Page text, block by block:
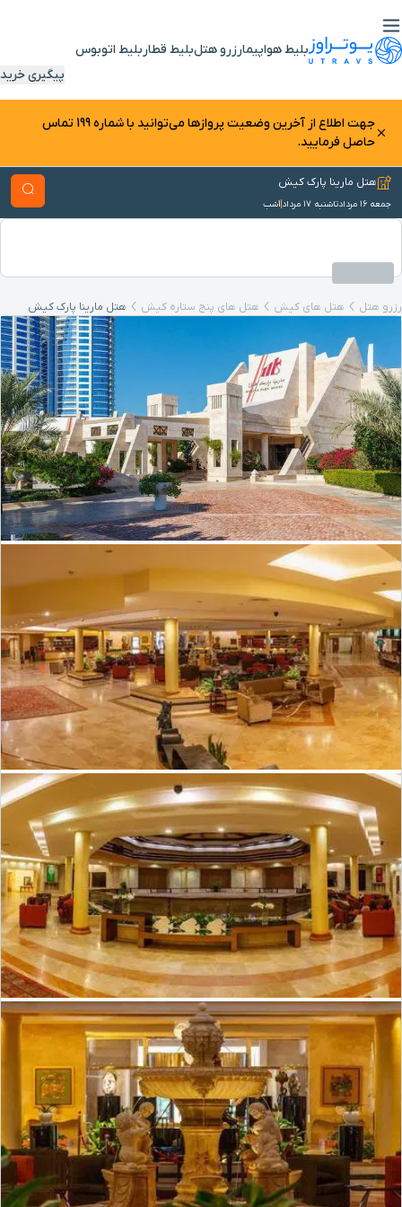
بلیط هواپیمارزرو هتلبلیط قطار بلیط اتوبوس
پیگیری خرید
جهت اطلاع از آخرین وضعیت پرواز‌ها می‌توانید با شماره 199 تماس
حاصل فرمایید.
هتل مارینا پارک کیش
جمعه ۱۶ مرداد تاشنبه ۱۷ مرداد 1شب
رزرو هتل هتل های کیش هتل های پنج ستاره کیش هتل مارینا پارک کیش